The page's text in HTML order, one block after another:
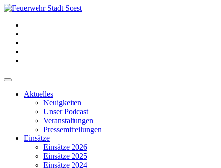
Aktuelles
Neuigkeiten
Unser Podcast
Veranstaltungen
Pressemitteilungen
Einsätze
Einsätze 2026
Einsätze 2025
Einsätze 2024